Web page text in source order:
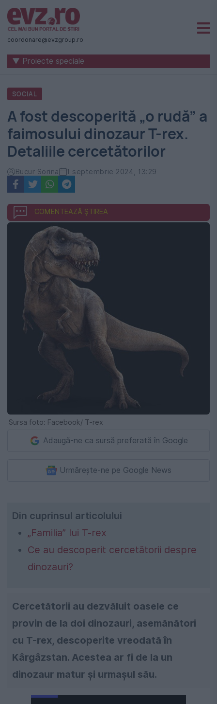
Știri
naționale
internaționale
România
-
Evenimentul
Zilei
coordonare@evzgroup.ro
▼ Proiecte speciale
SOCIAL
A fost descoperită „o rudă” a
faimosului dinozaur T-rex.
Detaliile cercetătorilor
Bucur Sorina 1 septembrie 2024, 13:29
COMENTEAZĂ ȘTIREA
Sursa foto: Facebook/ T-rex
Adaugă-ne ca sursă preferată în Google
Urmărește-ne pe Google News
Din cuprinsul articolului
„Familia” lui T-rex
Ce au descoperit cercetătorii despre
dinozauri?
Cercetătorii au dezvăluit oasele ce
provin de la doi dinozauri, asemănători
cu T-rex, descoperite vreodată în
Kârgâzstan. Acestea ar fi de la un
dinozaur matur și urmașul său.